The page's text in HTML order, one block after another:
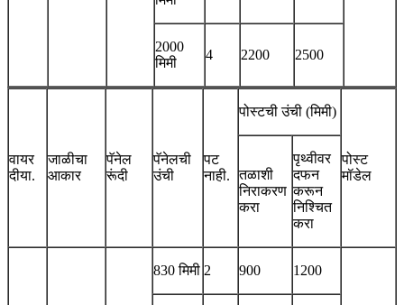
2000
मिमी
4 2200 2500
वायर
दीया.
जाळीचा
आकार
पॅनेल
रूंदी
पॅनेलची
उंची
पट
नाही.
पोस्टची उंची (मिमी)
पोस्ट
मॉडेल
तळाशी
निराकरण
करा
पृथ्वीवर
दफन
करून
निश्चित
करा
830 मिमी 2 900 1200